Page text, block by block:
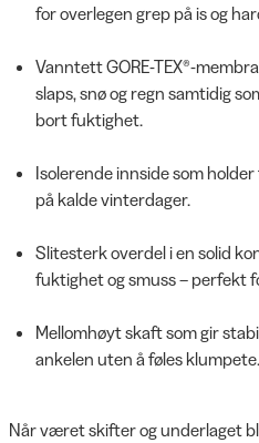
for overlegen grep på is og
Vanntett GORE-TEX®-
slaps, snø og regn samtidig
bort fuktighet.
Isolerende innside som
på kalde vinterdager.
Slitesterk overdel i en solid
fuktighet og smuss – perfekt
Mellomhøyt skaft som gir
ankelen uten å føles klumpete.
Når været skifter og underlaget